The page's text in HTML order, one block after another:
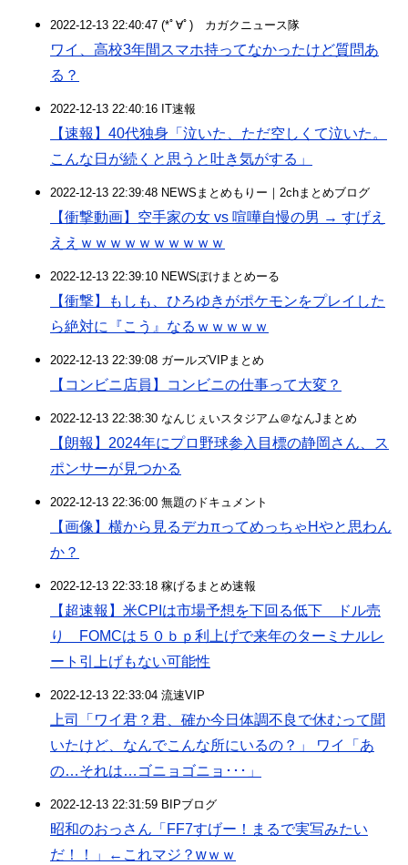
2022-12-13 22:40:47 (*ﾟ∀ﾟ)ゞカガクニュース隊
ワイ、高校3年間スマホ持ってなかったけど質問あ
る？
2022-12-13 22:40:16 IT速報
【速報】40代独身「泣いた、ただ空しくて泣いた。
こんな日が続くと思うと吐き気がする」
2022-12-13 22:39:48 NEWSまとめもりー｜2chまとめブログ
【衝撃動画】空手家の女 vs 喧嘩自慢の男 → すげえ
ええｗｗｗｗｗｗｗｗｗｗ
2022-12-13 22:39:10 NEWSぽけまとめーる
【衝撃】もしも、ひろゆきがポケモンをプレイした
ら絶対に『こう』なるｗｗｗｗｗ
2022-12-13 22:39:08 ガールズVIPまとめ
【コンビニ店員】コンビニの仕事って大変？
2022-12-13 22:38:30 なんじぇいスタジアム＠なんJまとめ
【朗報】2024年にプロ野球参入目標の静岡さん、ス
ポンサーが見つかる
2022-12-13 22:36:00 無題のドキュメント
【画像】横から見るデカπってめっちゃHやと思わん
か？
2022-12-13 22:33:18 稼げるまとめ速報
【超速報】米CPIは市場予想を下回る低下 ドル売
り FOMCは５０ｂｐ利上げで来年のターミナルレ
ート引上げもない可能性
2022-12-13 22:33:04 流速VIP
上司「ワイ君？君、確か今日体調不良で休むって聞
いたけど、なんでこんな所にいるの？」 ワイ「あ
の…それは…ゴニョゴニョ･･･」
2022-12-13 22:31:59 BIPブログ
昭和のおっさん「FF7すげー！まるで実写みたい
だ！！」←これマジ？wｗｗ